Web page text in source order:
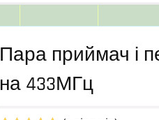
Пара приймач і
на 433МГц